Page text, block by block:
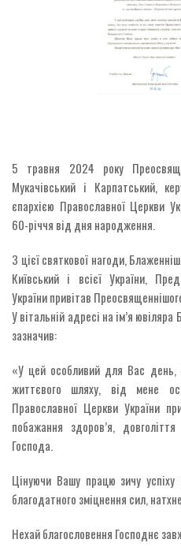
5 травня 2024 року
Мукачівський і Карпатський,
єпархією Православної Церкви
60-річчя від дня народження.
З цієї святкової нагоди,
Київський і всієї України,
України привітав
У вітальній адресі на ім’я
зазначив:
«У цей особливий для Вас день,
життєвого шляху, від мене
Православної Церкви України
побажання здоров’я,
Господа.
Цінуючи Вашу працю зичу
благодатного зміцнення сил,
Нехай благословення Господнє